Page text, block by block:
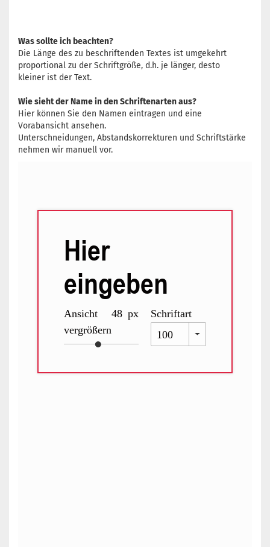
Was sollte ich beachten?
Die Länge des zu beschriftenden Textes ist umgekehrt
proportional zu der Schriftgröße, d.h. je länger, desto
kleiner ist der Text.
Wie sieht der Name in den Schriftenarten aus?
Hier können Sie den Namen eintragen und eine
Vorabansicht ansehen.
Unterschneidungen, Abstandskorrekturen und Schriftstärke
nehmen wir manuell vor.